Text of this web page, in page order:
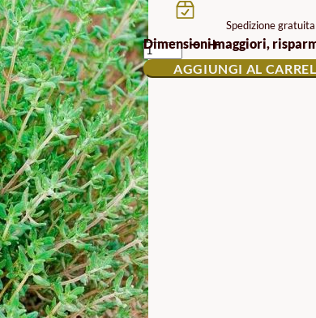
Spedizione
Dimensioni maggiori,
SEMI
DI
TIMO
QUANTITÀ
AGGIUNGI AL